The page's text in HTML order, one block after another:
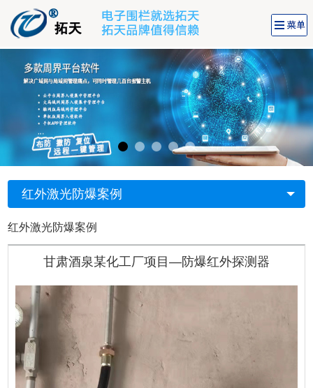
红外激光防爆案例
红外激光防爆案例
甘肃酒泉某化工厂项目—防爆红外探测器